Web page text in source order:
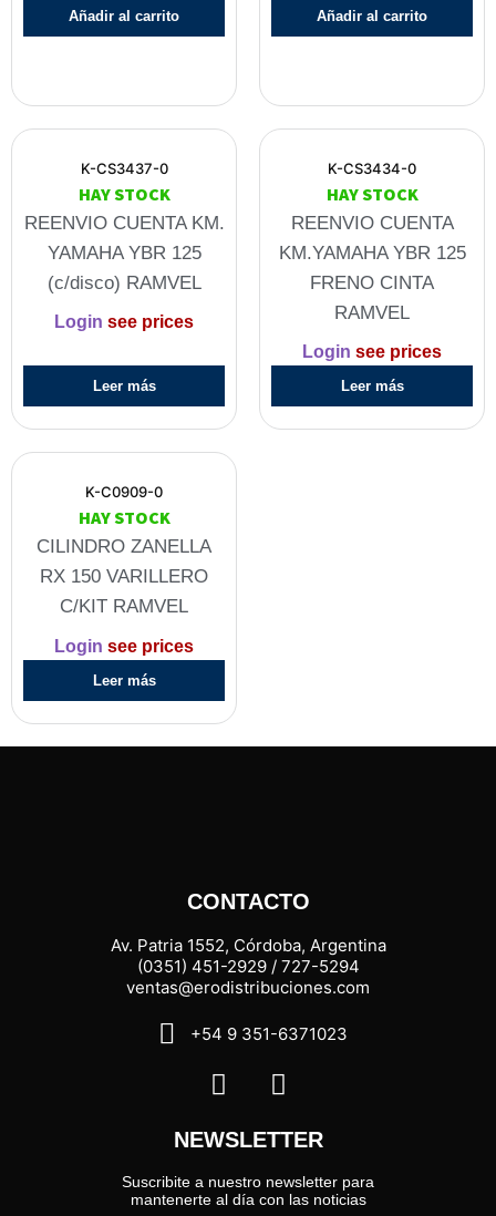
Añadir al carrito Añadir al carrito
K-CS3437-0
HAY STOCK
REENVIO CUENTA KM.
YAMAHA YBR 125
(c/disco) RAMVEL
Login see prices
Leer más
K-CS3434-0
HAY STOCK
REENVIO CUENTA
KM.YAMAHA YBR 125
FRENO CINTA
RAMVEL
Login see prices
Leer más
K-C0909-0
HAY STOCK
CILINDRO ZANELLA
RX 150 VARILLERO
C/KIT RAMVEL
Login see prices
Leer más
CONTACTO
Av. Patria 1552, Córdoba, Argentina
(0351) 451-2929 / 727-5294
ventas@erodistribuciones.com
+54 9 351-6371023
NEWSLETTER
Suscribite a nuestro newsletter para
mantenerte al día con las noticias